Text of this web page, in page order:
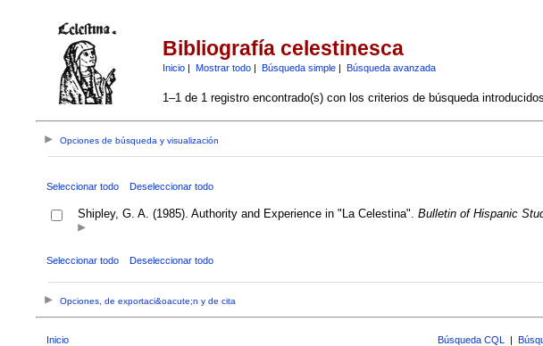
Bibliografía celestinesca
Inicio| Mostrar todo| Búsqueda simple| Búsqueda avanzada
1–1 de 1 registro encontrado(s) con los criterios de búsqueda
Opciones de búsqueda y visualización
Seleccionar todo Deseleccionar todo
Shipley, G. A. (1985). Authority and Experience in "La Celestina". Bulletin of Hispanic
Seleccionar todo Deseleccionar todo
Opciones, de exportaci&oacute;n y de cita
Inicio Búsqueda CQL |